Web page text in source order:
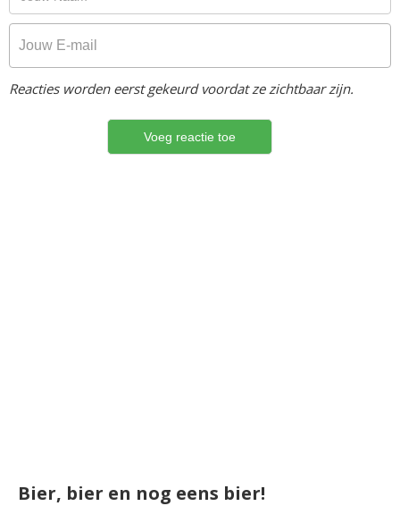
Reacties worden eerst gekeurd voordat ze zichtbaar zijn.
Bier, bier en nog eens bier!